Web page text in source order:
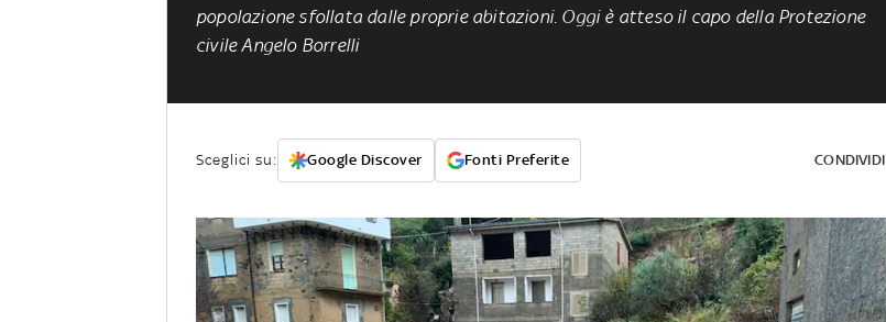
popolazione sfollata dalle proprie abitazioni. Oggi è atteso il capo della Protezione
civile Angelo Borrelli
Sceglici su: Google Discover Fonti Preferite CONDIVIDI